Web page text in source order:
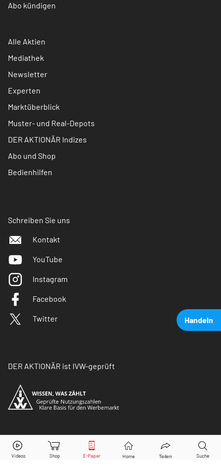
Handeln
Covestro Aktie jetzt handeln?
Abo kündigen
Alle Aktien
Mediathek
Newsletter
Experten
Marktüberblick
Muster- und Real-Depots
DER AKTIONÄR Indizes
Abo und Shop
Bedienhilfen
Schreiben Sie uns
Kontakt
YouTube
Instagram
Facebook
Twitter
DER AKTIONÄR ist IVW-geprüft
© Copyright 2026 Börsenmedien AG. Alle Rechte